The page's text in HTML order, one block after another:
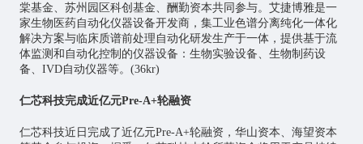
棠基金、苏州园区科创基金、酬勤资本共同参与。艾捷博雅是一
家生物医药自动化仪器设备开发商，集工业色谱分离纯化一体化
解决方案与临床质谱前处理自动化研发生产于一体，提供基于流
体监测和自动化控制的仪器设备：生物实验设备、生物制药设
备、IVD自动仪器等。(36kr)
仁芯科技完成近亿元Pre-A+轮融资
仁芯科技近日完成了近亿元Pre-A+轮融资，华山资本、海望资本